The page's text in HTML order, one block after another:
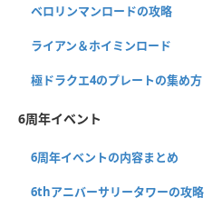
ベロリンマンロードの攻略
ライアン＆ホイミンロード
極ドラクエ4のプレートの集め方
6周年イベント
6周年イベントの内容まとめ
6thアニバーサリータワーの攻略